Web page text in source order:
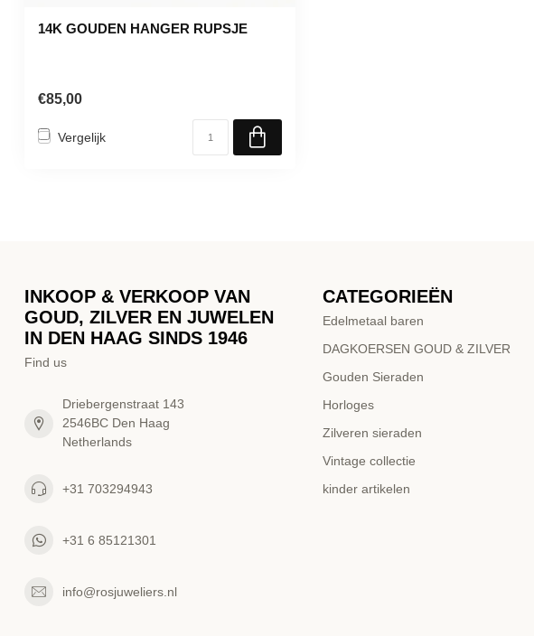
14K GOUDEN HANGER RUPSJE
€85,00
Vergelijk
INKOOP & VERKOOP VAN
GOUD, ZILVER EN JUWELEN
IN DEN HAAG SINDS 1946
Find us
Driebergenstraat 143
2546BC Den Haag
Netherlands
+31 703294943
+31 6 85121301
info@rosjuweliers.nl
CATEGORIEËN
Edelmetaal baren
DAGKOERSEN GOUD & ZILVER
Gouden Sieraden
Horloges
Zilveren sieraden
Vintage collectie
kinder artikelen